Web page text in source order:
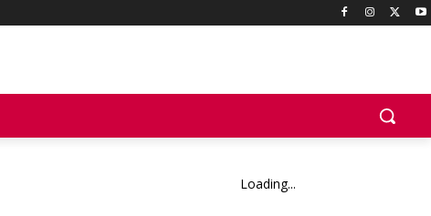
Loading...